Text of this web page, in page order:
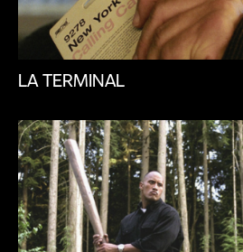
LA TERMINAL